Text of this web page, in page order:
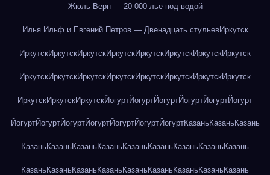
Жюль Верн — 20 000 лье под водой
Илья Ильф и Евгений Петров — Двенадцать стульевИркутск
ИркутскИркутскИркутскИркутскИркутскИркутскИркутскИркутск
ИркутскИркутскИркутскИркутскИркутскИркутскИркутскИркутск
ИркутскИркутскИркутскЙогуртЙогуртЙогуртЙогуртЙогуртЙогурт
ЙогуртЙогуртЙогуртЙогуртЙогуртЙогуртЙогуртКазаньКазаньКазань
КазаньКазаньКазаньКазаньКазаньКазаньКазаньКазаньКазань
КазаньКазаньКазаньКазаньКазаньКазаньКазаньКазаньКазань